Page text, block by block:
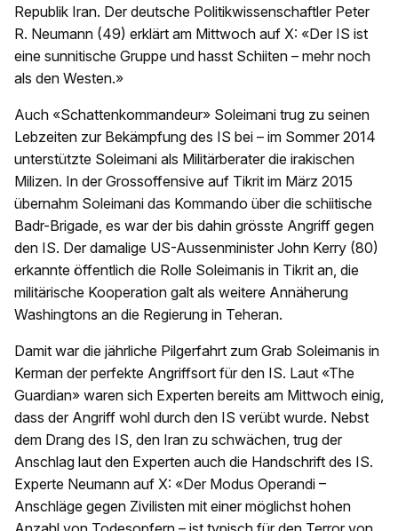
Republik Iran. Der deutsche Politikwissenschaftler Peter
R. Neumann (49) erklärt am Mittwoch auf X: «Der IS ist
eine sunnitische Gruppe und hasst Schiiten – mehr noch
als den Westen.»
Auch «Schattenkommandeur» Soleimani trug zu seinen
Lebzeiten zur Bekämpfung des IS bei – im Sommer 2014
unterstützte Soleimani als Militärberater die irakischen
Milizen. In der Grossoffensive auf Tikrit im März 2015
übernahm Soleimani das Kommando über die schiitische
Badr-Brigade, es war der bis dahin grösste Angriff gegen
den IS. Der damalige US-Aussenminister John Kerry (80)
erkannte öffentlich die Rolle Soleimanis in Tikrit an, die
militärische Kooperation galt als weitere Annäherung
Washingtons an die Regierung in Teheran.
Damit war die jährliche Pilgerfahrt zum Grab Soleimanis in
Kerman der perfekte Angriffsort für den IS. Laut «The
Guardian» waren sich Experten bereits am Mittwoch einig,
dass der Angriff wohl durch den IS verübt wurde. Nebst
dem Drang des IS, den Iran zu schwächen, trug der
Anschlag laut den Experten auch die Handschrift des IS.
Experte Neumann auf X: «Der Modus Operandi –
Anschläge gegen Zivilisten mit einer möglichst hohen